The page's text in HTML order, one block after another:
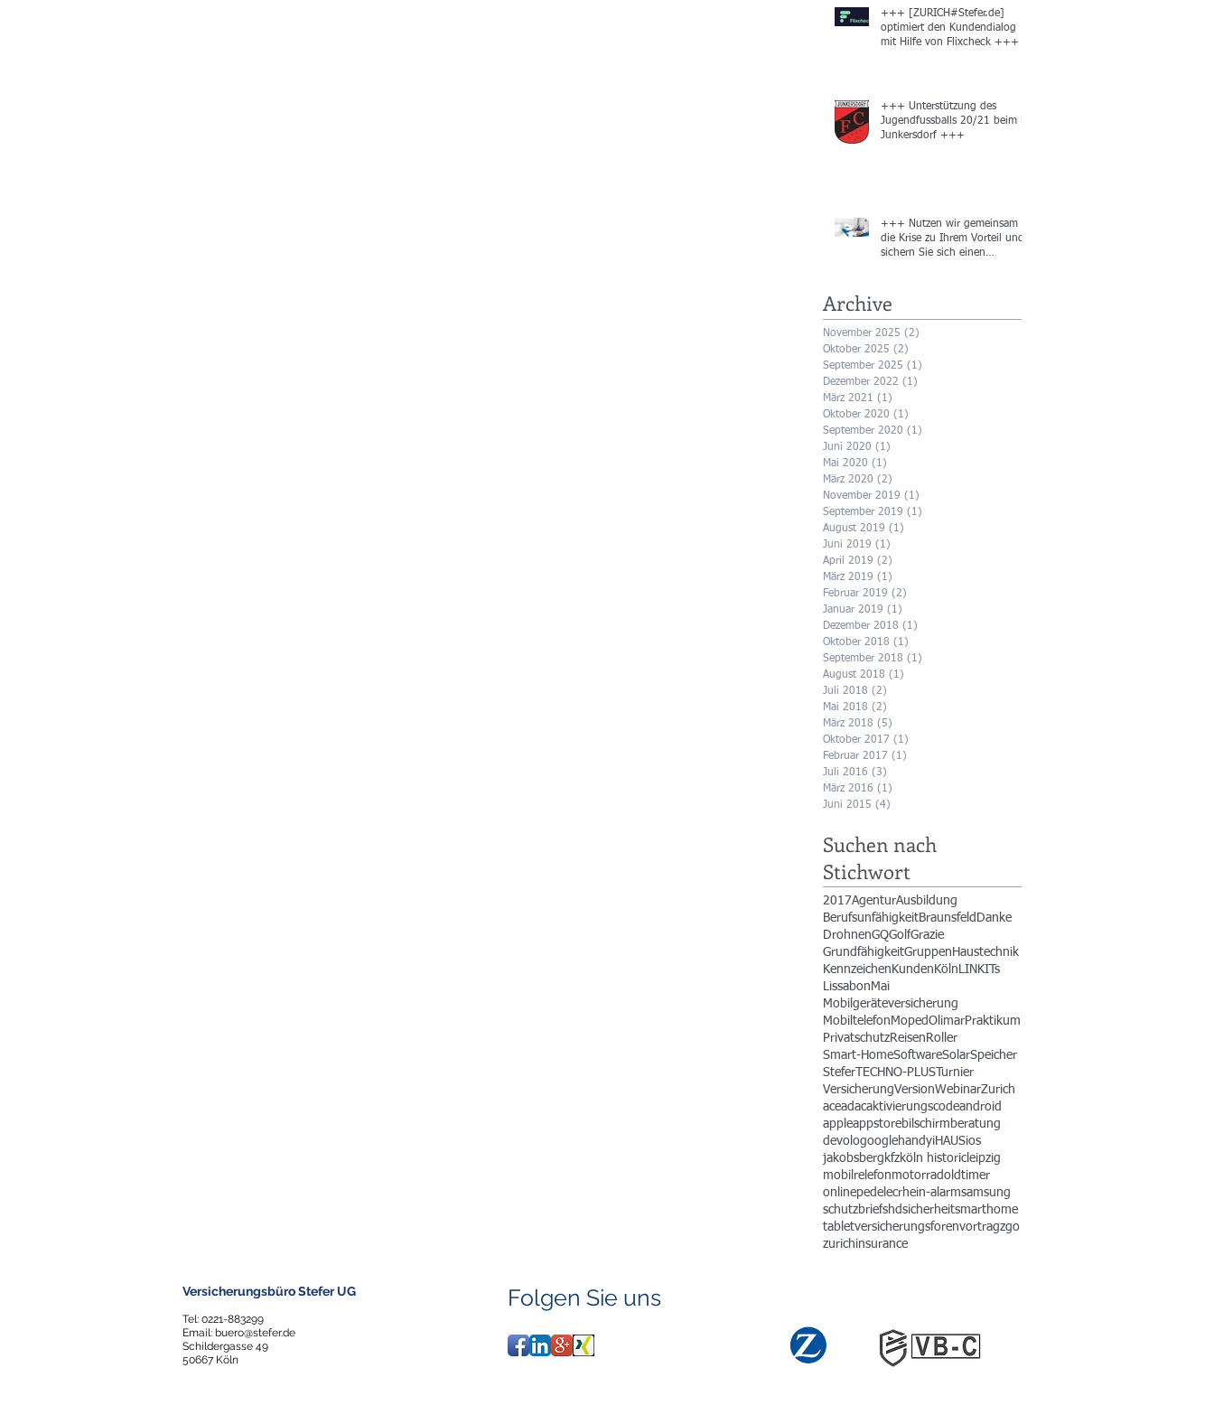
+++ [ZURICH#Stefer.de]
optimiert den Kundendialog
mit Hilfe von Flixcheck +++
+++ Unterstützung des
Jugendfussballs 20/21 beim FC
Junkersdorf +++
+++ Nutzen wir gemeinsam
die Krise zu Ihrem Vorteil und
sichern Sie sich einen
Archive
November 2025 (2)
Oktober 2025 (2)
September 2025 (1)
Dezember 2022 (1)
März 2021 (1)
Oktober 2020 (1)
September 2020 (1)
Juni 2020 (1)
Mai 2020 (1)
März 2020 (2)
November 2019 (1)
September 2019 (1)
August 2019 (1)
Juni 2019 (1)
April 2019 (2)
März 2019 (1)
Februar 2019 (2)
Januar 2019 (1)
Dezember 2018 (1)
Oktober 2018 (1)
September 2018 (1)
August 2018 (1)
Juli 2018 (2)
Mai 2018 (2)
März 2018 (5)
Oktober 2017 (1)
Februar 2017 (1)
Juli 2016 (3)
März 2016 (1)
Juni 2015 (4)
Suchen nach
Stichwort
2017AgenturAusbildung
BerufsunfähigkeitBraunsfeld Danke
DrohnenGQGolfGrazie
GrundfähigkeitGruppen Haustechnik
Kennzeichen Kunden Köln LINKITs
Lissabon Mai
Mobilgeräteversicherung
Mobiltelefon MopedOlimarPraktikum
PrivatschutzReisen Roller
Smart-HomeSoftwareSolarSpeicher
Stefer TECHNO-PLUS Turnier
VersicherungVersionWebinarZurich
aceadacaktivierungscodeandroid
appleappstorebilschirmberatung
devologooglehandyiHAUSios
jakobsberg kfzköln historic leipzig
mobilrelefonmotorradoldtimer
onlinepedelecrhein-alarmsamsung
schutzbriefshdsicherheitsmarthome
tabletversicherungsforenvortragzgo
zurichinsurance
Versicherungsbüro Stefer UG
Tel: 0221-883299
Email: buero@stefer.de​
​Schildergasse 49
50667 Köln
Folgen Sie uns